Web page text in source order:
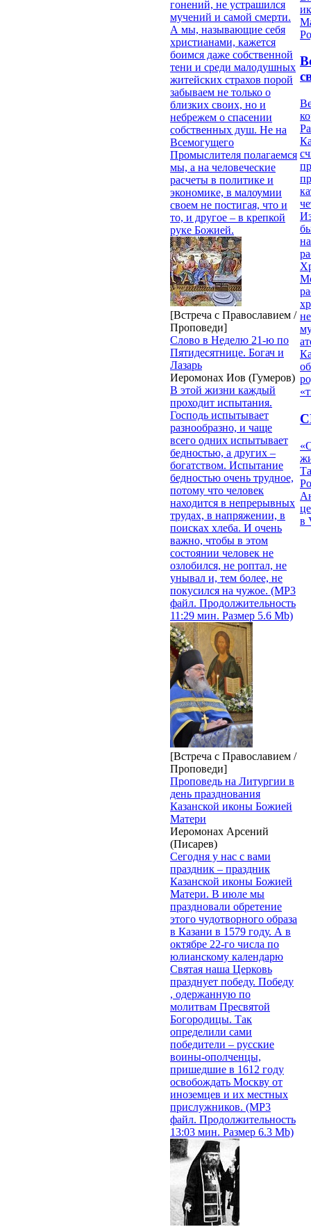
гонений, не устрашился
мучений и самой смерти.
А мы, называющие себя
христианами, кажется
боимся даже собственной
тени и среди малодушных
житейских страхов порой
забываем не только о
близких своих, но и
небрежем о спасении
собственных душ. Не на
Всемогущего
Промыслителя полагаемся
мы, а на человеческие
расчеты в политике и
экономике, в малоумии
своем не постигая, что и
то, и другое – в крепкой
руке Божией.
[Встреча с Православием /
Проповеди]
Слово в Неделю 21-ю по
Пятидесятнице. Богач и
Лазарь
Иеромонах Иов (Гумеров)
В этой жизни каждый
проходит испытания.
Господь испытывает
разнообразно, и чаще
всего одних испытывает
бедностью, а других –
богатством. Испытание
бедностью очень трудное,
потому что человек
находится в непрерывных
трудах, в напряжении, в
поисках хлеба. И очень
важно, чтобы в этом
состоянии человек не
озлобился, не роптал, не
унывал и, тем более, не
покусился на чужое. (MP3
файл. Продолжительность
11:29 мин. Размер 5.6 Mb)
[Встреча с Православием /
Проповеди]
Проповедь на Литургии в
день празднования
Казанской иконы Божией
Матери
Иеромонах Арсений
(Писарев)
Сегодня у нас с вами
праздник – праздник
Казанской иконы Божией
Матери. В июле мы
праздновали обретение
этого чудотворного образа
в Казани в 1579 году. А в
октябре 22-го числа по
юлианскому календарю
Святая наша Церковь
празднует победу. Победу
, одержанную по
молитвам Пресвятой
Богородицы. Так
определили сами
победители – русские
воины-ополченцы,
пришедшие в 1612 году
освобождать Москву от
иноземцев и их местных
прислужников. (MP3
файл. Продолжительность
13:03 мин. Размер 6.3 Mb)
в